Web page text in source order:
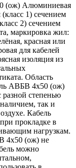
(ож) Алюминиевая
1) сечением
2) сечением
маркировка жил:
красная или
для кабелей
изоляция из
Область
АВБВ 4х50 (ож)
степенью
так и
Кабель
прокладке в
нагрузкам.
4х50 (ож) не
можно